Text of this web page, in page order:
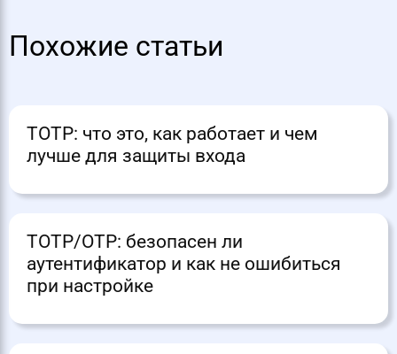
Похожие статьи
TOTP: что это, как работает и чем
лучше для защиты входа
TOTP/OTP: безопасен ли
аутентификатор и как не ошибиться
при настройке